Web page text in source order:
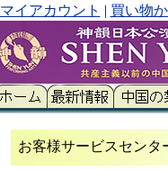
マイアカウント | 買い物
お客様サービスセンタ